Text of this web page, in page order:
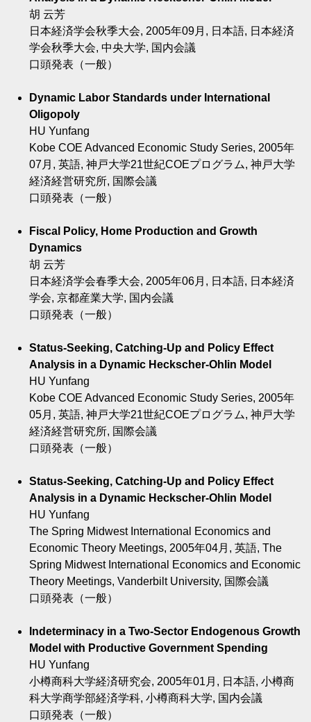
胡 云芳
日本経済学会秋季大会, 2005年09月, 日本語, 日本経済
学会秋季大会, 中央大学, 国内会議
口頭発表（一般）
Dynamic Labor Standards under International
Oligopoly
HU Yunfang
Kobe COE Advanced Economic Study Series, 2005年
07月, 英語, 神戸大学21世紀COEプログラム, 神戸大学
経済経営研究所, 国際会議
口頭発表（一般）
Fiscal Policy, Home Production and Growth
Dynamics
胡 云芳
日本経済学会春季大会, 2005年06月, 日本語, 日本経済
学会, 京都産業大学, 国内会議
口頭発表（一般）
Status-Seeking, Catching-Up and Policy Effect
Analysis in a Dynamic Heckscher-Ohlin Model
HU Yunfang
Kobe COE Advanced Economic Study Series, 2005年
05月, 英語, 神戸大学21世紀COEプログラム, 神戸大学
経済経営研究所, 国際会議
口頭発表（一般）
Status-Seeking, Catching-Up and Policy Effect
Analysis in a Dynamic Heckscher-Ohlin Model
HU Yunfang
The Spring Midwest International Economics and
Economic Theory Meetings, 2005年04月, 英語, The
Spring Midwest International Economics and Economic
Theory Meetings, Vanderbilt University, 国際会議
口頭発表（一般）
Indeterminacy in a Two-Sector Endogenous Growth
Model with Productive Government Spending
HU Yunfang
小樽商科大学経済研究会, 2005年01月, 日本語, 小樽商
科大学商学部経済学科, 小樽商科大学, 国内会議
口頭発表（一般）